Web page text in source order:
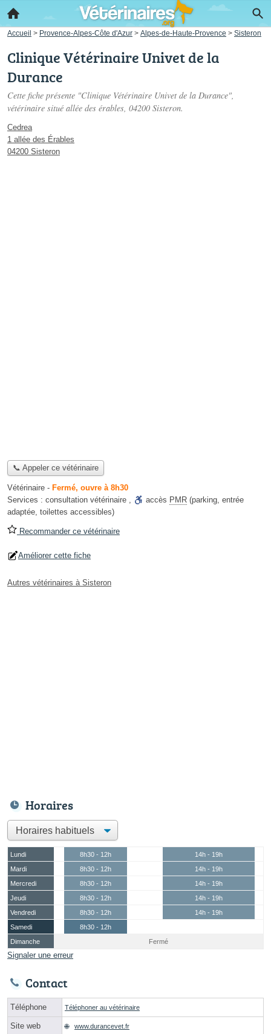
Accueil > Provence-Alpes-Côte d'Azur > Alpes-de-Haute-Provence > Sisteron
Clinique Vétérinaire Univet de la
Durance
Cette fiche présente "Clinique Vétérinaire Univet de la Durance",
vétérinaire situé allée des érables, 04200 Sisteron.
Cedrea
1 allée des Érables
04200 Sisteron
📞 Appeler ce vétérinaire
Vétérinaire - Fermé, ouvre à 8h30
Services : consultation vétérinaire , accès PMR (parking, entrée
adaptée, toilettes accessibles)
Recommander ce vétérinaire
Améliorer cette fiche
Autres vétérinaires à Sisteron
Horaires
Lundi 8h30 - 12h
14h - 19h
Mardi
8h30 - 12h
14h - 19h
Mercredi
8h30 - 12h
14h - 19h
Jeudi
8h30 - 12h
14h - 19h
Vendredi
8h30 - 12h
14h - 19h
Samedi
8h30 - 12h
Dimanche
Fermé
Signaler une erreur
Contact
Téléphone Téléphoner au vétérinaire
Site web www.durancevet.fr